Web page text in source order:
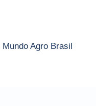
Mundo Agro Brasil